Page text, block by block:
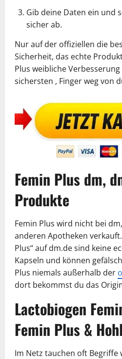
Gib deine Daten ein und
sicher ab.
Nur auf der offiziellen die
Sicherheit, das echte
Plus weibliche
sichersten , Finger weg von
Femin Plus dm,
Produkte
Femin Plus wird nicht bei
anderen Apotheken
Plus“ auf dm.de sind keine
Kapseln und können
Plus niemals außerhalb der
dort bekommst du das
Lactobiogen
Femin Plus &
Im Netz tauchen oft Begriffe